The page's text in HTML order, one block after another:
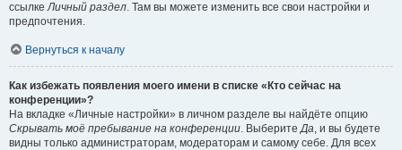
ссылкеЛичный раздел. Там вы можете изменить все свои настройки и
предпочтения.
Вернуться к началу
Как избежать появления моего имени в списке «Кто сейчас на
конференции»?
На вкладке «Личные настройки» в личном разделе вы найдёте опцию
Скрывать моё пребывание на конференции. ВыберитеДа, и вы будете
видны только администраторам, модераторам и самому себе. Для всех